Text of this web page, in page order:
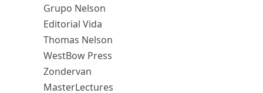
Grupo Nelson
Editorial Vida
Thomas Nelson
WestBow Press
Zondervan
MasterLectures